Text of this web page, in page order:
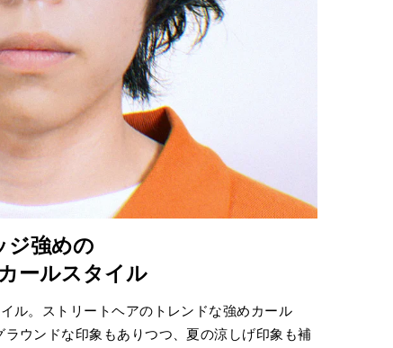
ジ強めの
ールスタイル
ル。ストリートヘアのトレンドな強めカール
ウンドな印象もありつつ、夏の涼しげ印象も補